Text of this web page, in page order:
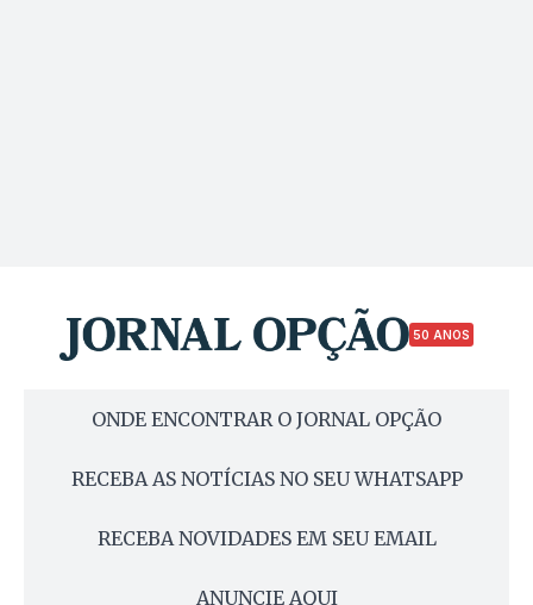
50 ANOS
ONDE ENCONTRAR O JORNAL OPÇÃO
RECEBA AS NOTÍCIAS NO SEU WHATSAPP
RECEBA NOVIDADES EM SEU EMAIL
ANUNCIE AQUI